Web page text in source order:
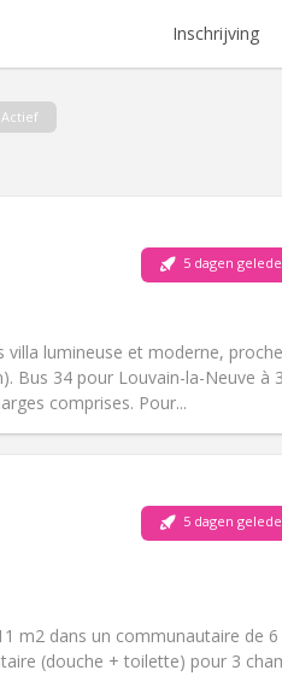
Inschrijving
Actief
5 dagen
villa lumineuse et moderne,
Bus 34 pour Louvain-la-Neuve à
comprises. Pour...
Andere
Sfeer: Rustig
Huisdieren:Nee
5 dagen
m2 dans un communautaire de
(douche + toilette) pour 3
Andere
Huisdieren:Nee